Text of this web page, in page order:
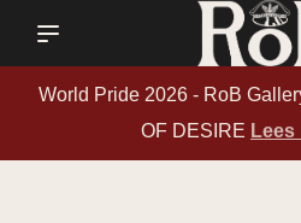
World Pride 2026 - RoB
OF DESIRE Lees